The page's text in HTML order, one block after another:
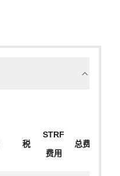
税
STRF
费用
总费用